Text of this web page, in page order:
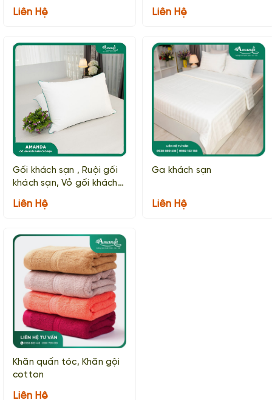
Liên Hệ Liên Hệ
Gối khách sạn , Ruội gối
khách sạn, Vỏ gối khách
Liên Hệ
Ga khách sạn
Liên Hệ
Khăn quấn tóc, Khăn gội
cotton
Liên Hệ